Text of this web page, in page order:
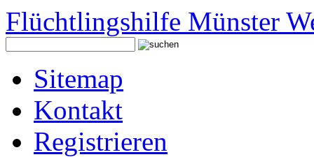
Flüchtlingshilfe Münster
Sitemap
Kontakt
Registrieren